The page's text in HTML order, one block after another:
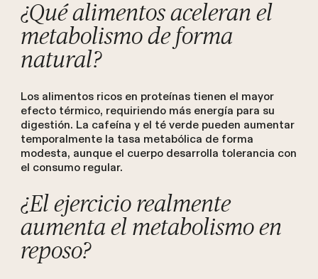
¿Qué alimentos aceleran el
metabolismo de forma
natural?
Los alimentos ricos en proteínas tienen el mayor
efecto térmico, requiriendo más energía para su
digestión. La cafeína y el té verde pueden aumentar
temporalmente la tasa metabólica de forma
modesta, aunque el cuerpo desarrolla tolerancia con
el consumo regular.
¿El ejercicio realmente
aumenta el metabolismo en
reposo?